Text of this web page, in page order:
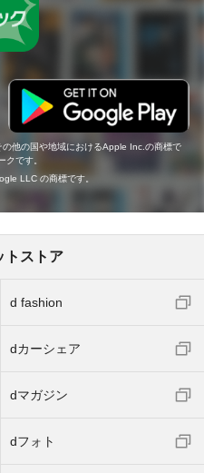
他の国や地域におけるApple Inc.の商標で
です。
LLC の商標です。
トストア
d fashion
dカーシェア
dマガジン
dフォト